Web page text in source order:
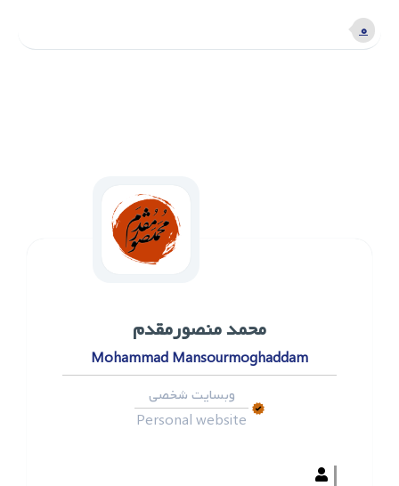
۰
محمد ‌منصورمقدم
Mohammad Mansourmoghaddam
وبسایت شخصی
Personal website